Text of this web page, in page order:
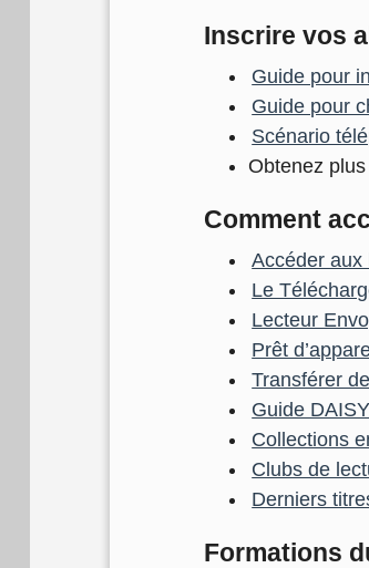
Inscrire vos
Guide pour
Guide pour
Scénario
Obtenez plus
Comment
Accéder aux
Le
Lecteur
Prêt
Transférer
Guide
Collections
Clubs de
Derniers
Formations